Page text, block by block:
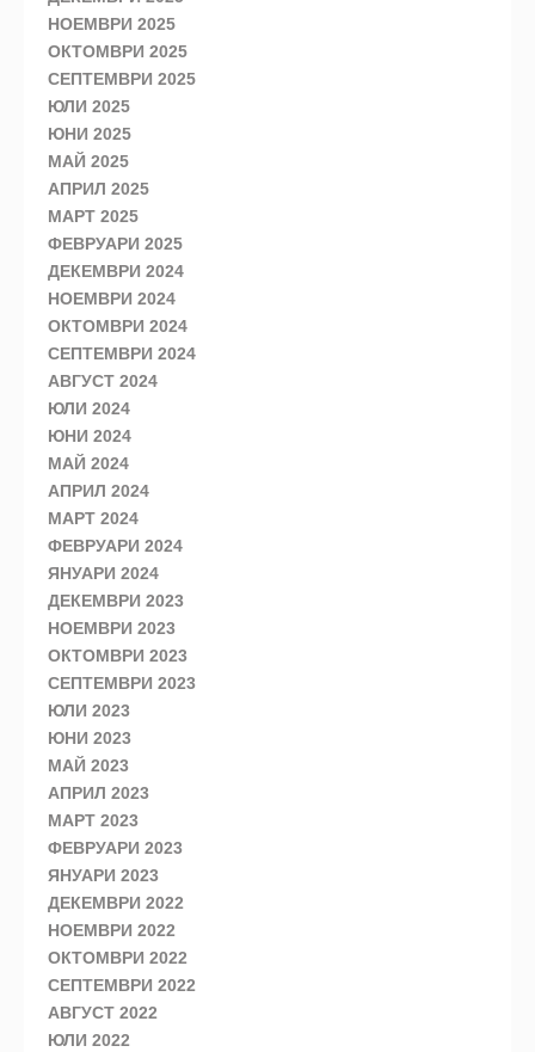
НОЕМВРИ 2025
ОКТОМВРИ 2025
СЕПТЕМВРИ 2025
ЮЛИ 2025
ЮНИ 2025
МАЙ 2025
АПРИЛ 2025
МАРТ 2025
ФЕВРУАРИ 2025
ДЕКЕМВРИ 2024
НОЕМВРИ 2024
ОКТОМВРИ 2024
СЕПТЕМВРИ 2024
АВГУСТ 2024
ЮЛИ 2024
ЮНИ 2024
МАЙ 2024
АПРИЛ 2024
МАРТ 2024
ФЕВРУАРИ 2024
ЯНУАРИ 2024
ДЕКЕМВРИ 2023
НОЕМВРИ 2023
ОКТОМВРИ 2023
СЕПТЕМВРИ 2023
ЮЛИ 2023
ЮНИ 2023
МАЙ 2023
АПРИЛ 2023
МАРТ 2023
ФЕВРУАРИ 2023
ЯНУАРИ 2023
ДЕКЕМВРИ 2022
НОЕМВРИ 2022
ОКТОМВРИ 2022
СЕПТЕМВРИ 2022
АВГУСТ 2022
ЮЛИ 2022